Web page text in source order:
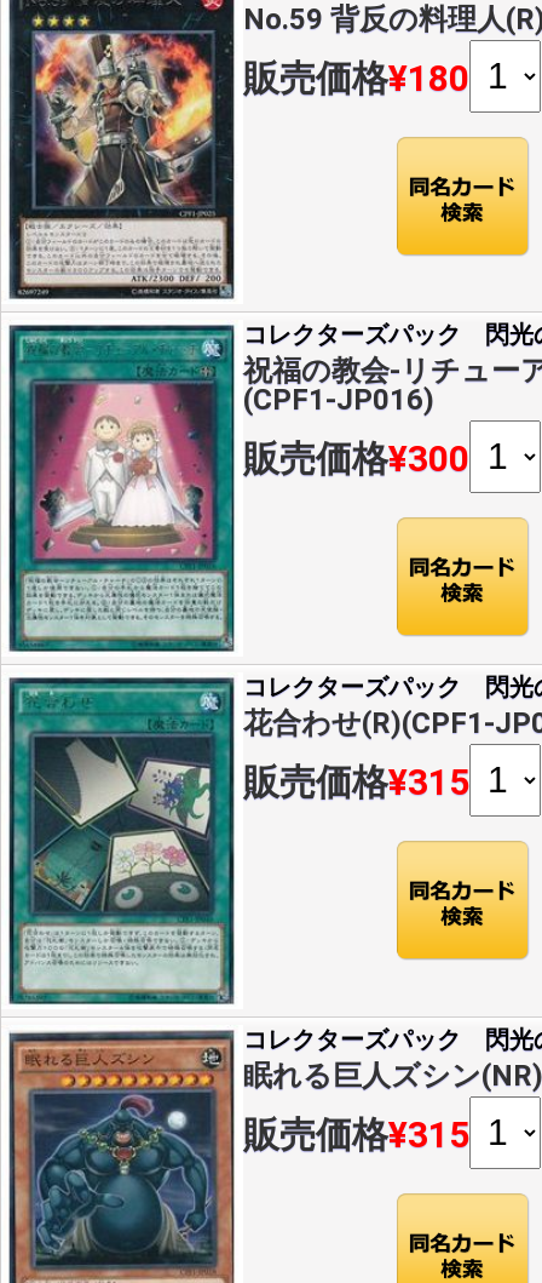
No.59 背反の料理人
販売価格¥180
コレクターズパック 閃光
祝福の教会-リチュー
(CPF1-JP016)
販売価格¥300
コレクターズパック 閃光
花合わせ(R)(CPF1-
販売価格¥315
コレクターズパック 閃光
眠れる巨人ズシン
販売価格¥315